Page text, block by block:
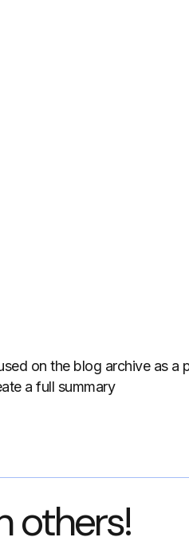
on the blog archive as
a full summary
others!